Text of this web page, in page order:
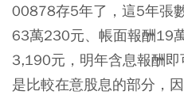
00878存5年了，這5年張
63萬230元、帳面報酬19
3,190元，明年含息報酬
是比較在意股息的部分，